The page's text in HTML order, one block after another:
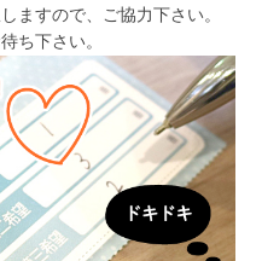
ますので、ご協力下さい。
ち下さい。